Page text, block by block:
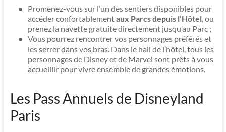
Promenez-vous sur l’un des sentiers disponibles pour
accéder confortablementaux Parcs depuis l’Hôtel, ou
prenez la navette gratuite directement jusqu’au Parc ;
Vous pourrez rencontrer vos personnages préférés et
les serrer dans vos bras. Dans le hall de l’hôtel, tous les
personnages de Disney et de Marvel sont prêts à vous
accueillir pour vivre ensemble de grandes émotions.
Les Pass Annuels de Disneyland
Paris